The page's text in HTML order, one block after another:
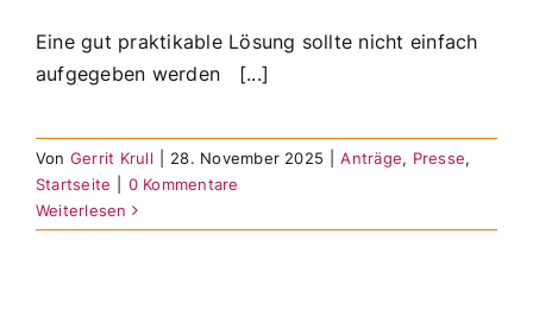
Eine gut praktikable Lösung sollte nicht einfach
aufgegeben werden [...]
Von Gerrit Krull 28. November 2025 Anträge, Presse,
Startseite
0 Kommentare
Weiterlesen